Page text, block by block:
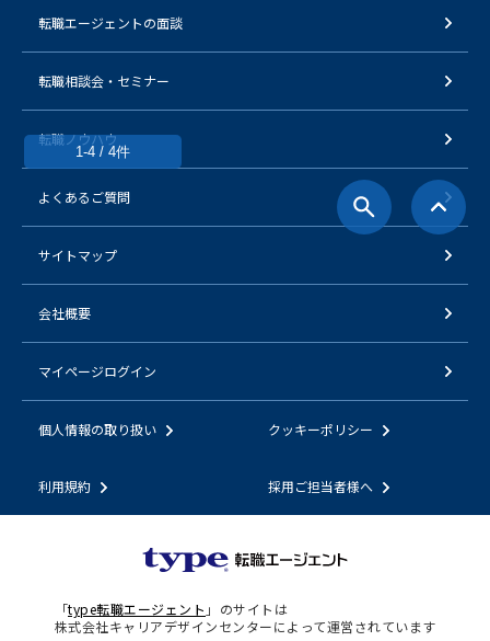
1-4 / 4件
転職エージェントの面談
転職相談会・セミナー
転職ノウハウ
よくあるご質問
サイトマップ
会社概要
マイページログイン
個人情報の取り扱い クッキーポリシー
利用規約 採用ご担当者様へ
「type転職エージェント 」のサイトは
株式会社キャリアデザインセンターによって運営されています